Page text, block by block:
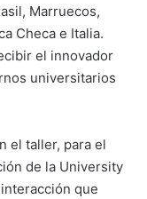
Marruecos,
Checa e Italia.
el innovador
universitarios
el taller, para el
de la University
que